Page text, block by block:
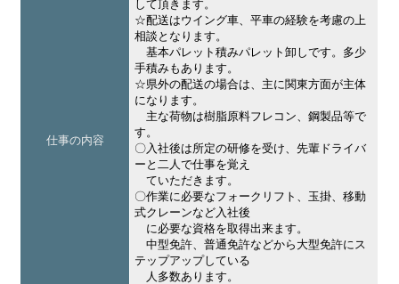
仕事の内容
して頂きます。
☆配送はウイング車、平車の経験を考慮の上
相談となります。
基本パレット積みパレット卸しです。多少
手積みもあります。
☆県外の配送の場合は、主に関東方面が主体
になります。
主な荷物は樹脂原料フレコン、鋼製品等で
す。
〇入社後は所定の研修を受け、先輩ドライバ
ーと二人で仕事を覚え
ていただきます。
〇作業に必要なフォークリフト、玉掛、移動
式クレーンなど入社後
に必要な資格を取得出来ます。
中型免許、普通免許などから大型免許にス
テップアップしている
人多数あります。